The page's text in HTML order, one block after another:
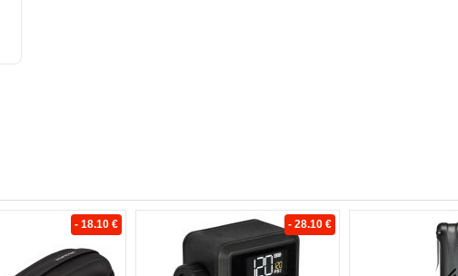
- 18.10 € - 28.10 €